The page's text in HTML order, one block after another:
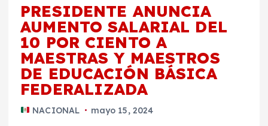
PRESIDENTE ANUNCIA
AUMENTO SALARIAL DEL
10 POR CIENTO A
MAESTRAS Y MAESTROS
DE EDUCACIÓN BÁSICA
FEDERALIZADA
NACIONAL mayo 15, 2024